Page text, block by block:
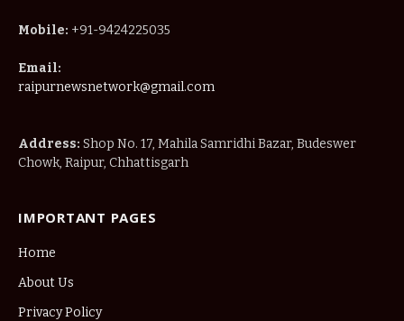
Mobile: +91-9424225035
Email:
raipurnewsnetwork@gmail.com
Address: Shop No. 17, Mahila Samridhi Bazar, Budeswer
Chowk, Raipur, Chhattisgarh
IMPORTANT PAGES
Home
About Us
Privacy Policy